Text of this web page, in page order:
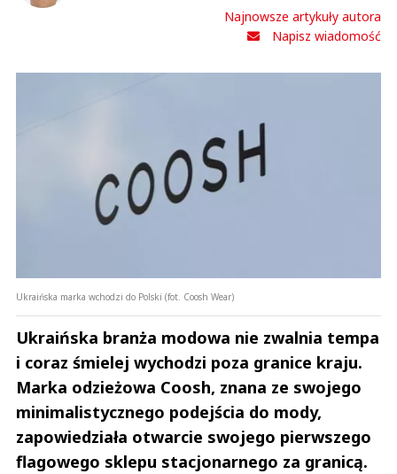
Najnowsze artykuły autora
Napisz wiadomość
Ukraińska marka wchodzi do Polski (fot. Coosh Wear)
Ukraińska branża modowa nie zwalnia tempa
i coraz śmielej wychodzi poza granice kraju.
Marka odzieżowa Coosh, znana ze swojego
minimalistycznego podejścia do mody,
zapowiedziała otwarcie swojego pierwszego
flagowego sklepu stacjonarnego za granicą.